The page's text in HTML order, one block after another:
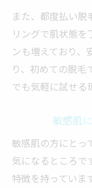
また、都度払い
リングで肌状態
ンも増えており、
り、初めての脱
でも気軽に試せる
敏感肌
敏感肌の方にとっ
気になるところで
特徴を持っていま